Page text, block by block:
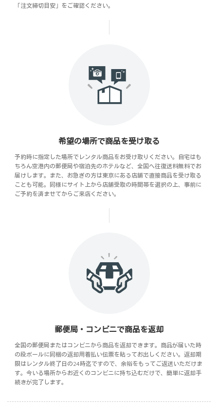
「注文締切目安」をご確認ください。
希望の場所で商品を受け取る
予約時に指定した場所でレンタル商品をお受け取りください。自宅はも
ちろん空港内の郵便局や宿泊先のホテルなど、全国へ往復送料無料でお
届けします。また、お急ぎの方は東京にある店舗で直接商品を受け取る
ことも可能。同様にサイト上から店舗受取の時間帯を選択の上、事前に
ご予約を済ませてからご来店ください。
郵便局・コンビニで商品を返却
全国の郵便局またはコンビニから商品を返却できます。商品が届いた時
の段ボールに同梱の返却用着払い伝票を貼ってお出しください。返却期
限はレンタル終了日の24時迄ですので、余裕をもってご返送いただけま
す。今いる場所からお近くのコンビニに持ち込むだけで、簡単に返却手
続きが完了します。